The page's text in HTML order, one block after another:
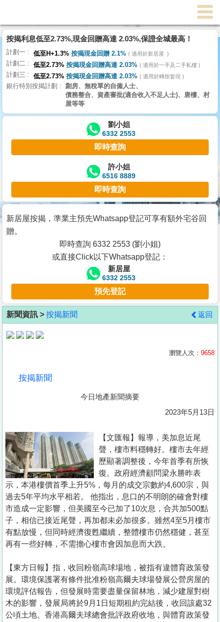
代
理
主
頁
搵
樓/
交
業
主
宅
谷
按
客
地
產
置
業
手
冊
關
於
我
們
按揭利息低至2.73%,現金回贈高達 2.03%,保證全城最高！
計劃一 低至H+1.3% 按揭現金回贈 2.1% 適用於新居屋
計劃二 低至2.73% 按揭現金回贈高達 2.03% 適用於一手及二手私樓
計劃三 低至2.73% 按揭現金回贈高達 2.03% 適用於轉按套現
銀行特別按揭計劃
劏房、無稅單的自僱人士、
債務整合、資產審批(適合收入不足人士)、唐樓、村
屋等等
劉小姐
6332 2553
即時查詢
許小姐
6516 8889
即時查詢
新居屋按揭，準業主預先Whatsapp登記可享有額外宅谷回
贈。
即時查詢 6332 2553 (劉小姐)
或直接Click以下Whatsapp登記：
新居屋
6332 2553
預先登記
新聞資訊 > 按揭新聞 返回
瀏覽人次： 9658
按揭新聞
今日地產新聞摘要
2023年5月13日
【文匯報】報導，美加息近尾
聲，樓市料穩轉好。樓市去年經
歷顯著調整後，今年首季有所恢
復。政府經濟顧問梁永勝昨表
示，本港樓價首季上升5%，每月的成交宗數約4,600宗，與
過去5年平均水平相若。 他指出，息口的不明朗的確會對樓
市造成一定影響，但美國至今已加了10次息，合共加500點
子，相信已接近尾聲，再加都未必加很多。雖然4至5月樓市
有點放慢，但同時經濟復甦繼續，整體樓市仍然穩健，甚至
再有一些好轉，不需擔心樓市會因加息而大跌。
【東方日報】指，收回粉嶺高球場地，被指有違體育政策發
展。環境保護署有條件批准粉嶺高爾夫球場發展公營房屋的
環境評估報告，但發展時需要盡量保留林地，減少建屋對樹
木的影響，發展局將於9月1日短期租約完結後，收回該處32
公頃土地。香港高爾夫球總會批評政府收地，與體育政策發